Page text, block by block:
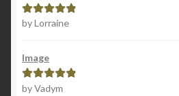
Rated5out
by Lorraine
Image
Rated5out
by Vadym